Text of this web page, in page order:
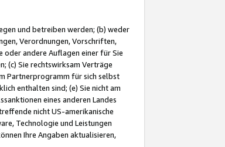
und betreiben werden; (b) weder
Verordnungen, Vorschriften,
oder andere Auflagen einer für Sie
(c) Sie rechtswirksam Verträge
Partnerprogramm für sich selbst
enthalten sind; (e) Sie nicht am
eines anderen Landes
nicht US-amerikanische
Technologie und Leistungen
Ihre Angaben aktualisieren,